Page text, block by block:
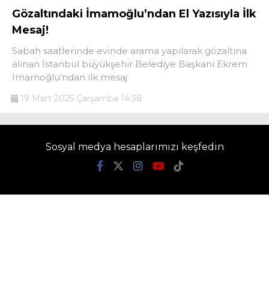
Gözaltındaki İmamoğlu’ndan El Yazısıyla İlk
Mesaj!
Sabah saatlerinde evinde arama yapılarak gözaltına
alınan İstanbul büyükşehir Belediye Başkanı Ekrem
İmamoğlu’ndan ilk mesaj
19 Mart 2025 Çarşamba 14:38
Sosyal medya hesaplarımızı keşfedin